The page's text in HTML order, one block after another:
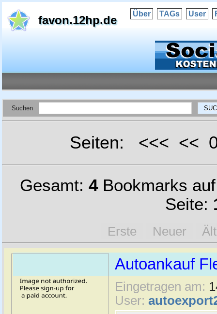
favon.12hp.de Über TAGs User
Suchen
Seiten: <<< <<
Gesamt: 4Bookmarks
Seite:
Erste Neuer
Autoankauf
Eingetragen am:
User: